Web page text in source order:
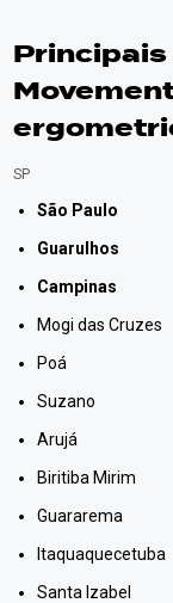
Principais
SP
São Paulo
Guarulhos
Campinas
Mogi das Cruzes
Poá
Suzano
Arujá
Biritiba Mirim
Guararema
Itaquaquecetuba
Santa Izabel